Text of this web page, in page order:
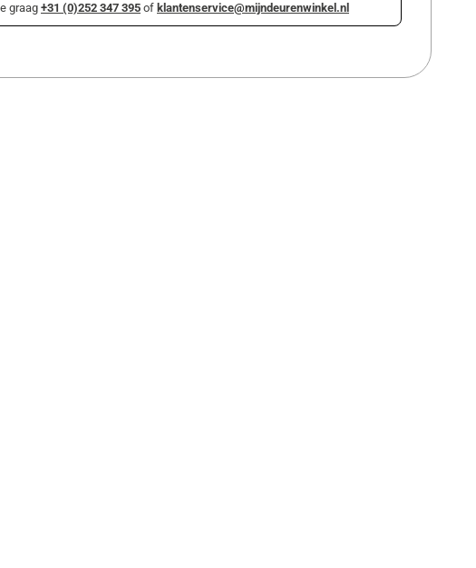
graag+31 (0)252 347 395 of klantenservice@mijndeurenwinkel.nl